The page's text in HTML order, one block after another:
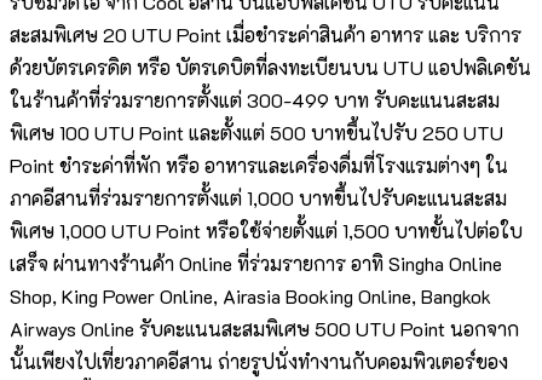
สะสมพิเศษ 20 UTU Point เมื่อชำระค่าสินค้า อาหาร และ บริการ
ด้วยบัตรเครดิต หรือ บัตรเดบิตที่ลงทะเบียนบน UTU แอปพลิเคชัน
ในร้านค้าที่ร่วมรายการตั้งแต่ 300-499 บาท รับคะแนนสะสม
พิเศษ 100 UTU Point และตั้งแต่ 500 บาทขึ้นไปรับ 250 UTU
Point ชำระค่าที่พัก หรือ อาหารและเครื่องดื่มที่โรงแรมต่างๆ ใน
ภาคอีสานที่ร่วมรายการตั้งแต่ 1,000 บาทขึ้นไปรับคะแนนสะสม
พิเศษ 1,000 UTU Point หรือใช้จ่ายตั้งแต่ 1,500 บาทขั้นไปต่อใบ
เสร็จ ผ่านทางร้านค้า Online ที่ร่วมรายการ อาทิ Singha Online
Shop, King Power Online, Airasia Booking Online, Bangkok
Airways Online รับคะแนนสะสมพิเศษ 500 UTU Point นอกจาก
นั้นเพียงไปเที่ยวภาคอีสาน ถ่ายรูปนั่งทำงานกับคอมพิวเตอร์ของ